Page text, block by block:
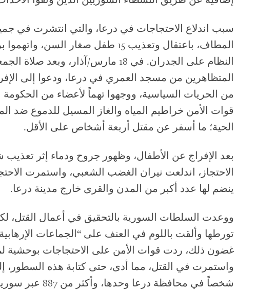
سبب اندلاع الاحتجاجات في درعا، والتي انتشرت في
المطاف، باعتقال وتعذيب 15 طفل صغار
النظام على الجدران. في 18 مارس/آذار،
المتظاهرين من مسجد العمري في درعا، ودعوا إلى
من الحريات السياسية، ووجهوا تهماً لأعضاء من
قوات الأمن خراطيم المياه والغاز المسيل للدموع ضد
الحية؛ ما أسفر عن مقتل أربعة أشخاص على الأقل.
بعد الإفراج عن الأطفال، وظهور جروح ودماء إثر
الاحتجاز، اندلعت نيران الغضب الشعبي، واستمرت
ينضم لها عدد أكبر من المدن والقرى خارج مدينة درعا.
ووعدت السلطات السورية بالتحقيق في أعمال القتل،
تورطها وألقت باللوم في العنف على “الجماعات
غضون ذلك، ردت قوات الأمن على الاحتجاجات بوحشية
شخصاً في محافظة